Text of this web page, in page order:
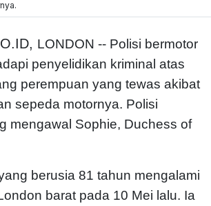
LONDON -- Polisi bermotor
penyelidikan kriminal atas
perempuan yang tewas akibat
sepeda motornya. Polisi
mengawal Sophie, Duchess of
berusia 81 tahun mengalami
barat pada 10 Mei lalu. Ia